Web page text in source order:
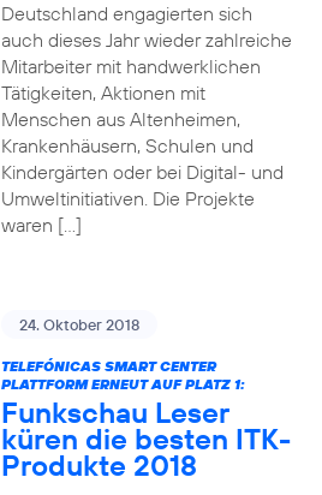
Deutschland engagierten sich
auch dieses Jahr wieder zahlreiche
Mitarbeiter mit handwerklichen
Tätigkeiten, Aktionen mit
Menschen aus Altenheimen,
Krankenhäusern, Schulen und
Kindergärten oder bei Digital- und
Umweltinitiativen. Die Projekte
waren […]
24. Oktober 2018
TELEFÓNICAS SMART CENTER
PLATTFORM ERNEUT AUF PLATZ 1:
Funkschau Leser
küren die besten ITK-
Produkte 2018